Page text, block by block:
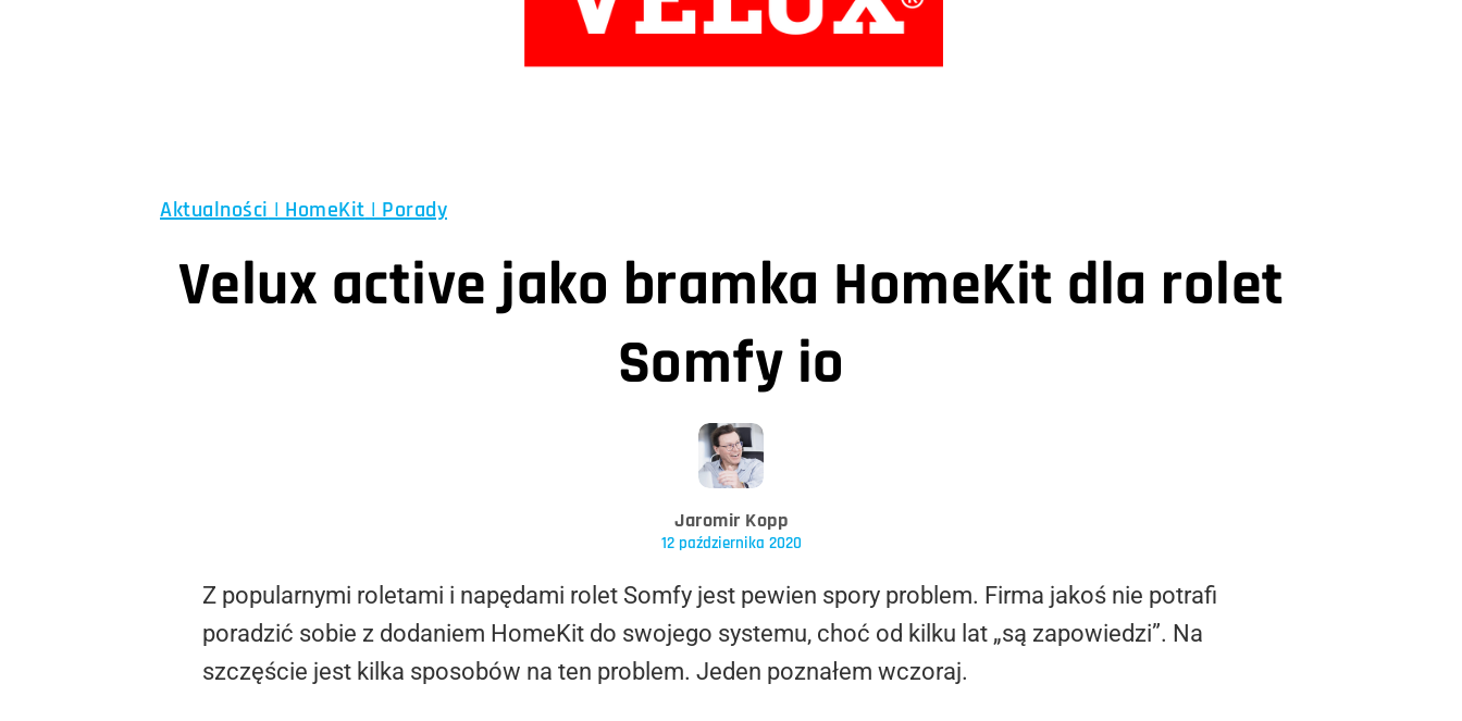
Aktualności | HomeKit | Porady
Velux active jako bramka HomeKit dla rolet
Somfy io
Jaromir Kopp
12 października 2020
Z popularnymi roletami i napędami rolet Somfy jest pewien spory problem. Firma jakoś nie potrafi
poradzić sobie z dodaniem HomeKit do swojego systemu, choć od kilku lat „są zapowiedzi”. Na
szczęście jest kilka sposobów na ten problem. Jeden poznałem wczoraj.